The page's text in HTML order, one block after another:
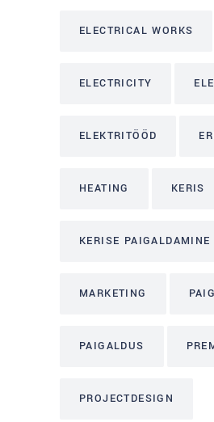
ELECTRICAL WORKS
ELECTRICITY
ELEKTRITÖÖD
HEATING KERIS
KERISE PAIGALDAMINE
MARKETING
PAIGALDUS
PROJECTDESIGN